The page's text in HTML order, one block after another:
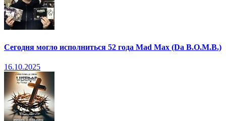
Сегодня могло исполниться 52 года Mad Max (Da B.O.M.B.)
16.10.2025